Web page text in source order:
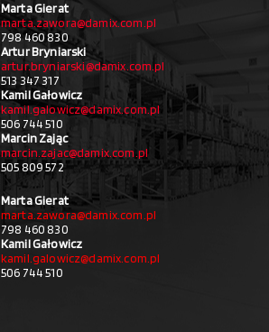
Marta Gierat
marta.zawora@damix.com.pl
798 460 830
Artur Bryniarski
artur.bryniarski@damix.com.pl
513 347 317
Kamil Gałowicz
kamil.galowicz@damix.com.pl
506 744 510
Marcin Zając
marcin.zajac@damix.com.pl
505 809 572
Marta Gierat
marta.zawora@damix.com.pl
798 460 830
Kamil Gałowicz
kamil.galowicz@damix.com.pl
506 744 510